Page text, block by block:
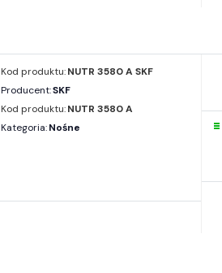
Kod produktu:NUTR 3580 A SKF
Producent:SKF
Kod produktu:NUTR 3580 A
Kategoria:Nośne